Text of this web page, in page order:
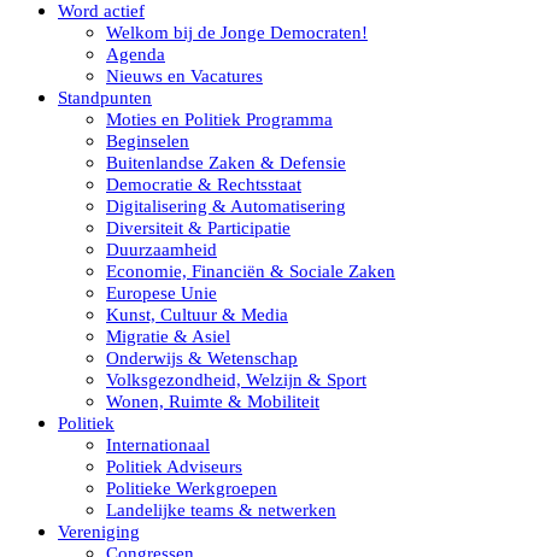
Word actief
Welkom bij de Jonge Democraten!
Agenda
Nieuws en Vacatures
Standpunten
Moties en Politiek Programma
Beginselen
Buitenlandse Zaken & Defensie
Democratie & Rechtsstaat
Digitalisering & Automatisering
Diversiteit & Participatie
Duurzaamheid
Economie, Financiën & Sociale Zaken
Europese Unie
Kunst, Cultuur & Media
Migratie & Asiel
Onderwijs & Wetenschap
Volksgezondheid, Welzijn & Sport
Wonen, Ruimte & Mobiliteit
Politiek
Internationaal
Politiek Adviseurs
Politieke Werkgroepen
Landelijke teams & netwerken
Vereniging